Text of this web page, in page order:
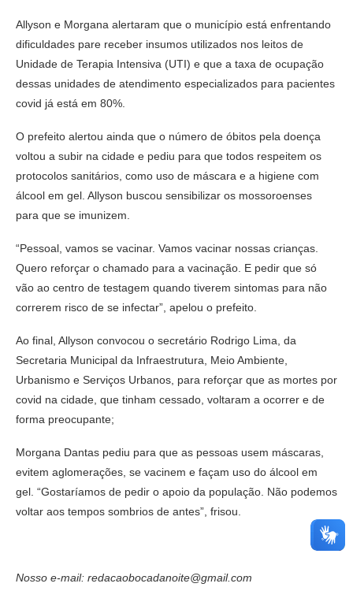
Allyson e Morgana alertaram que o município está enfrentando
dificuldades pare receber insumos utilizados nos leitos de
Unidade de Terapia Intensiva (UTI) e que a taxa de ocupação
dessas unidades de atendimento especializados para pacientes
covid já está em 80%.
O prefeito alertou ainda que o número de óbitos pela doença
voltou a subir na cidade e pediu para que todos respeitem os
protocolos sanitários, como uso de máscara e a higiene com
álcool em gel. Allyson buscou sensibilizar os mossoroenses
para que se imunizem.
“Pessoal, vamos se vacinar. Vamos vacinar nossas crianças.
Quero reforçar o chamado para a vacinação. E pedir que só
vão ao centro de testagem quando tiverem sintomas para não
correrem risco de se infectar”, apelou o prefeito.
Ao final, Allyson convocou o secretário Rodrigo Lima, da
Secretaria Municipal da Infraestrutura, Meio Ambiente,
Urbanismo e Serviços Urbanos, para reforçar que as mortes por
covid na cidade, que tinham cessado, voltaram a ocorrer e de
forma preocupante;
Morgana Dantas pediu para que as pessoas usem máscaras,
evitem aglomerações, se vacinem e façam uso do álcool em
gel. “Gostaríamos de pedir o apoio da população. Não podemos
voltar aos tempos sombrios de antes”, frisou.
Nosso e-mail: redacaobocadanoite@gmail.com